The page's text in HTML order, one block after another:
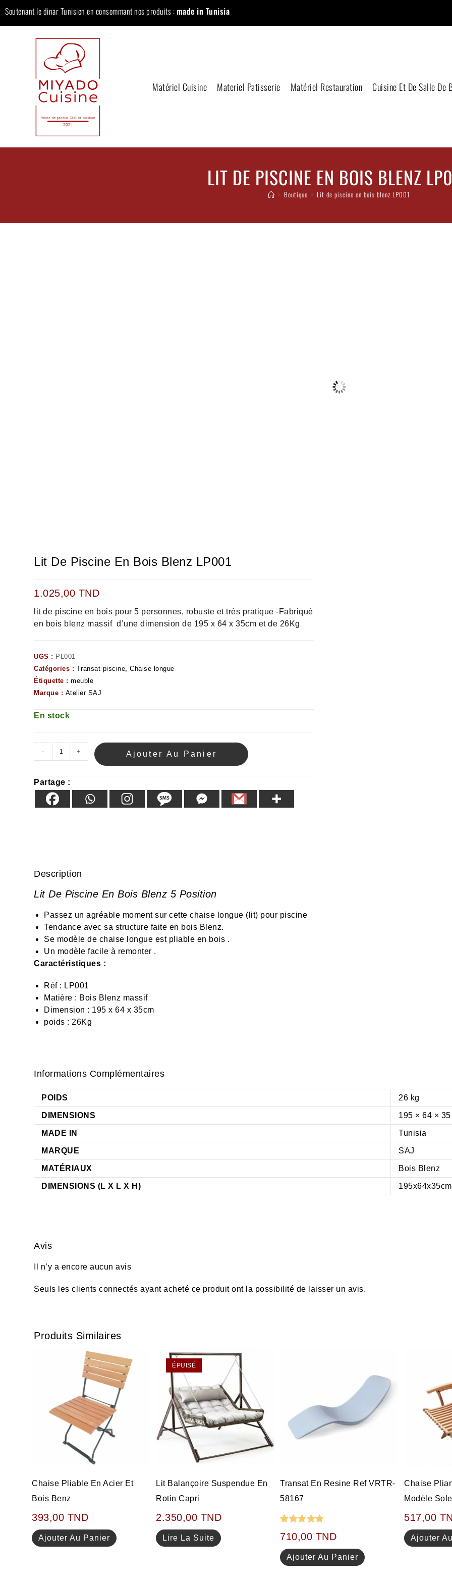
Soutenant le dinar Tunisien en consommant nos produits :made in Tunisia
Matériel Cuisine Materiel Patisserie Matériel Restauration Cuisine Et De Salle De
LIT DE PISCINE EN BOIS BLENZ
> Boutique > Lit de piscine en bois blenz LP001
Lit De Piscine En Bois Blenz LP001
1.025,00 TND
lit de piscine en bois pour 5 personnes, robuste et très pratique -Fabriqué
en bois blenz massif d’une dimension de 195 x 64 x 35cm et de 26Kg
UGS : PL001
Catégories : Transat piscine,Chaise longue
Étiquette :meuble
Marque : Atelier SAJ
En stock
- + Ajouter Au Panier
Partage :
Description
Lit De Piscine En Bois Blenz 5 Position
Passez un agréable moment sur cette chaise longue (lit) pour piscine
Tendance avec sa structure faite en bois Blenz.
Se modèle de chaise longue est pliable en bois .
Un modèle facile à remonter .
Caractéristiques :
Réf : LP001
Matière : Bois Blenz massif
Dimension : 195 x 64 x 35cm
poids : 26Kg
Informations Complémentaires
POIDS 26 kg
DIMENSIONS 195 × 64 ×
MADE IN Tunisia
MARQUE SAJ
MATÉRIAUX Bois Blenz
DIMENSIONS (L X L X H) 195x64x35cm
Avis
Il n’y a encore aucun avis
Seuls les clients connectés ayant acheté ce produit ont la possibilité de laisser un avis.
Produits Similaires
Chaise Pliable En Acier Et
Bois Benz
393,00 TND
Ajouter Au Panier
ÉPUISÉ
Lit Balançoire Suspendue En
Rotin Capri
2.350,00 TND
Lire La Suite
Transat En Resine Ref VRTR-
58167
sur 5
710,00 TND
Ajouter Au Panier
Chaise
Modèle
517,00
Ajouter